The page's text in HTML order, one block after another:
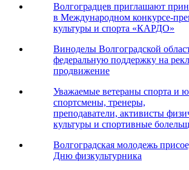
Волгоградцев приглашают
в Международном конкурсе-
культуры и спорта «КАРДО»
Виноделы Волгоградской
федеральную поддержку на
продвижение
Уважаемые ветераны спорта и
спортсмены, тренеры,
преподаватели, активисты
культуры и спортивные
Волгоградская молодежь
Дню физкультурника